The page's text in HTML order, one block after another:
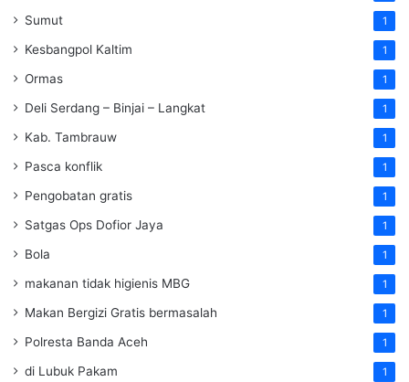
Sumut 1
Kesbangpol Kaltim 1
Ormas 1
Deli Serdang – Binjai – Langkat 1
Kab. Tambrauw 1
Pasca konflik 1
Pengobatan gratis 1
Satgas Ops Dofior Jaya 1
Bola 1
makanan tidak higienis MBG 1
Makan Bergizi Gratis bermasalah 1
Polresta Banda Aceh 1
di Lubuk Pakam 1